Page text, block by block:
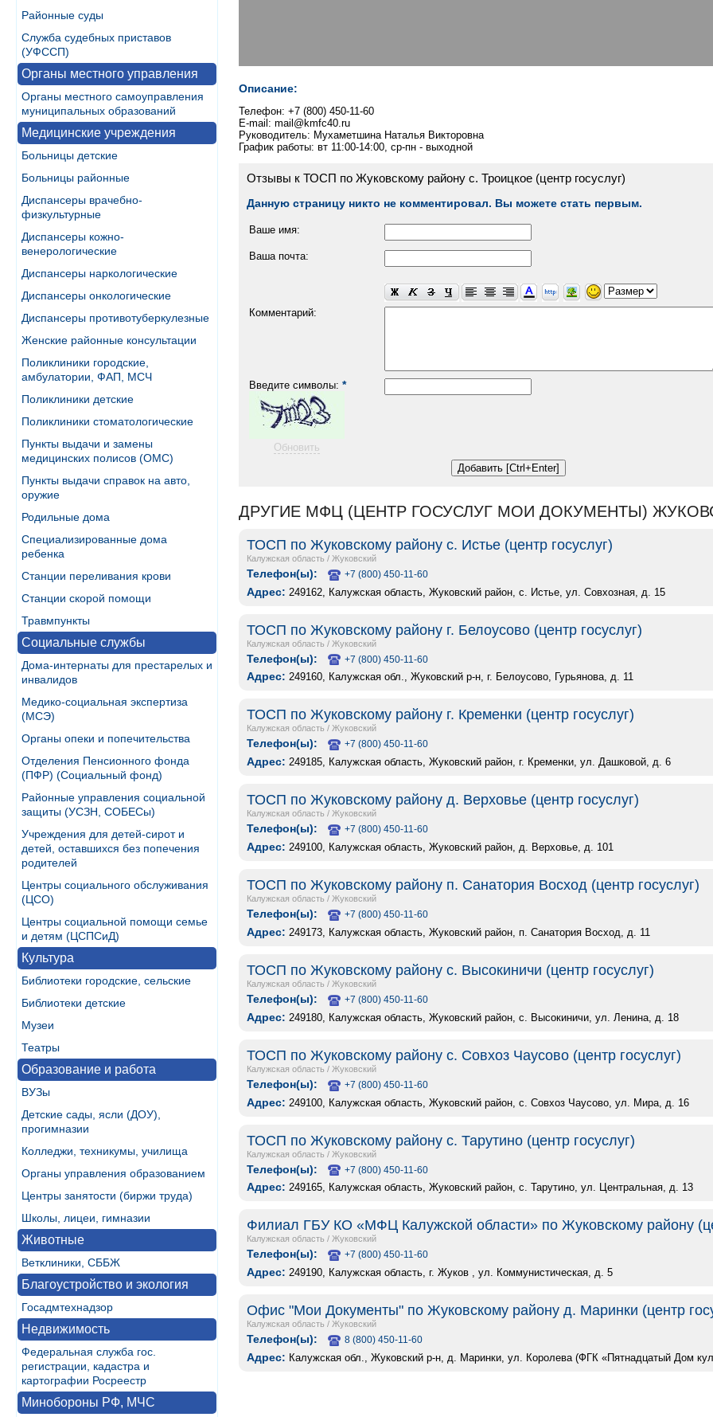
Районные суды
Служба судебных приставов
(УФССП)
Органы местного управления
Органы местного самоуправления
муниципальных образований
Медицинские учреждения
Больницы детские
Больницы районные
Диспансеры врачебно-
физкультурные
Диспансеры кожно-
венерологические
Диспансеры наркологические
Диспансеры онкологические
Диспансеры противотуберкулезные
Женские районные консультации
Поликлиники городские,
амбулатории, ФАП, МСЧ
Поликлиники детские
Поликлиники стоматологические
Пункты выдачи и замены
медицинских полисов (ОМС)
Пункты выдачи справок на авто,
оружие
Родильные дома
Специализированные дома
ребенка
Станции переливания крови
Станции скорой помощи
Травмпункты
Социальные службы
Дома-интернаты для престарелых и
инвалидов
Медико-социальная экспертиза
(МСЭ)
Органы опеки и попечительства
Отделения Пенсионного фонда
(ПФР) (Социальный фонд)
Районные управления социальной
защиты (УСЗН, СОБЕСы)
Учреждения для детей-сирот и
детей, оставшихся без попечения
родителей
Центры социального обслуживания
(ЦСО)
Центры социальной помощи семье
и детям (ЦСПСиД)
Культура
Библиотеки городские, сельские
Библиотеки детские
Музеи
Театры
Образование и работа
ВУЗы
Детские сады, ясли (ДОУ),
прогимназии
Колледжи, техникумы, училища
Органы управления образованием
Центры занятости (биржи труда)
Школы, лицеи, гимназии
Животные
Ветклиники, СББЖ
Благоустройство и экология
Госадмтехнадзор
Недвижимость
Федеральная служба гос.
регистрации, кадастра и
картографии Росреестр
Минобороны РФ, МЧС
Описание:
Телефон: +7 (800) 450-11-60
E-mail: mail@kmfc40.ru
Руководитель: Мухаметшина Наталья Викторовна
График работы: вт 11:00-14:00, ср-пн - выходной
Отзывы к ТОСП по Жуковскому району с. Троицкое (центр госуслуг)
Данную страницу никто не комментировал. Вы можете стать первым.
Ваше имя:
Ваша почта:
Комментарий:
Введите символы: *
Обновить
ДРУГИЕ МФЦ (ЦЕНТР ГОСУСЛУГ МОИ ДОКУМЕНТЫ)
ТОСП по Жуковскому району с. Истье (центр госуслуг)
Калужская область / Жуковский
Телефон(ы): +7 (800) 450-11-60
Адрес: 249162, Калужская область, Жуковский район, с. Истье, ул. Совхозная, д. 15
ТОСП по Жуковскому району г. Белоусово (центр госуслуг)
Калужская область / Жуковский
Телефон(ы): +7 (800) 450-11-60
Адрес: 249160, Калужская обл., Жуковский р-н, г. Белоусово, Гурьянова, д. 11
ТОСП по Жуковскому району г. Кременки (центр госуслуг)
Калужская область / Жуковский
Телефон(ы): +7 (800) 450-11-60
Адрес: 249185, Калужская область, Жуковский район, г. Кременки, ул. Дашковой, д. 6
ТОСП по Жуковскому району д. Верховье (центр госуслуг)
Калужская область / Жуковский
Телефон(ы): +7 (800) 450-11-60
Адрес: 249100, Калужская область, Жуковский район, д. Верховье, д. 101
ТОСП по Жуковскому району п. Санатория Восход (центр госуслуг)
Калужская область / Жуковский
Телефон(ы): +7 (800) 450-11-60
Адрес: 249173, Калужская область, Жуковский район, п. Санатория Восход, д. 11
ТОСП по Жуковскому району с. Высокиничи (центр госуслуг)
Калужская область / Жуковский
Телефон(ы): +7 (800) 450-11-60
Адрес: 249180, Калужская область, Жуковский район, с. Высокиничи, ул. Ленина, д. 18
ТОСП по Жуковскому району с. Совхоз Чаусово (центр госуслуг)
Калужская область / Жуковский
Телефон(ы): +7 (800) 450-11-60
Адрес: 249100, Калужская область, Жуковский район, с. Совхоз Чаусово, ул. Мира, д. 16
ТОСП по Жуковскому району с. Тарутино (центр госуслуг)
Калужская область / Жуковский
Телефон(ы): +7 (800) 450-11-60
Адрес: 249165, Калужская область, Жуковский район, с. Тарутино, ул. Центральная, д. 13
Филиал ГБУ КО «МФЦ Калужской области» по Жуковскому району
Калужская область / Жуковский
Телефон(ы): +7 (800) 450-11-60
Адрес: 249190, Калужская область, г. Жуков , ул. Коммунистическая, д. 5
Офис "Мои Документы" по Жуковскому району д. Маринки (центр
Калужская область / Жуковский
Телефон(ы): 8 (800) 450-11-60
Адрес: Калужская обл., Жуковский р-н, д. Маринки, ул. Королева (ФГК «Пятнадцатый Дом